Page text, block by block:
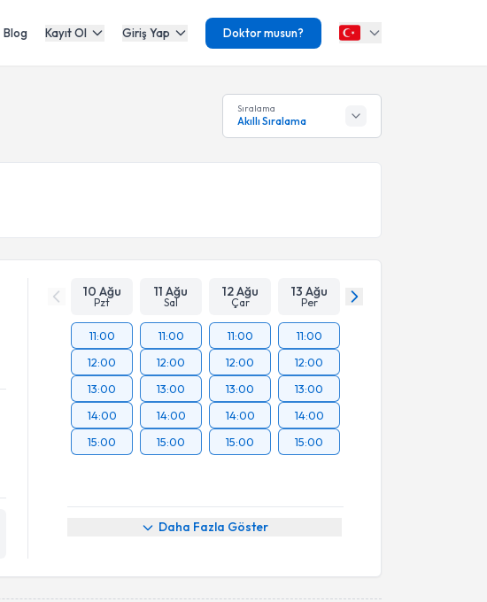
Blog Kayıt Ol Giriş Yap Doktor musun?
Sıralama
Akıllı Sıralama
10 Ağu
Pzt
11 Ağu
Sal
12 Ağu
Çar
13 Ağu
Per
11:00
12:00
13:00
14:00
15:00
11:00
12:00
13:00
14:00
15:00
11:00
12:00
13:00
14:00
15:00
11:00
12:00
13:00
14:00
15:00
Daha Fazla Göster